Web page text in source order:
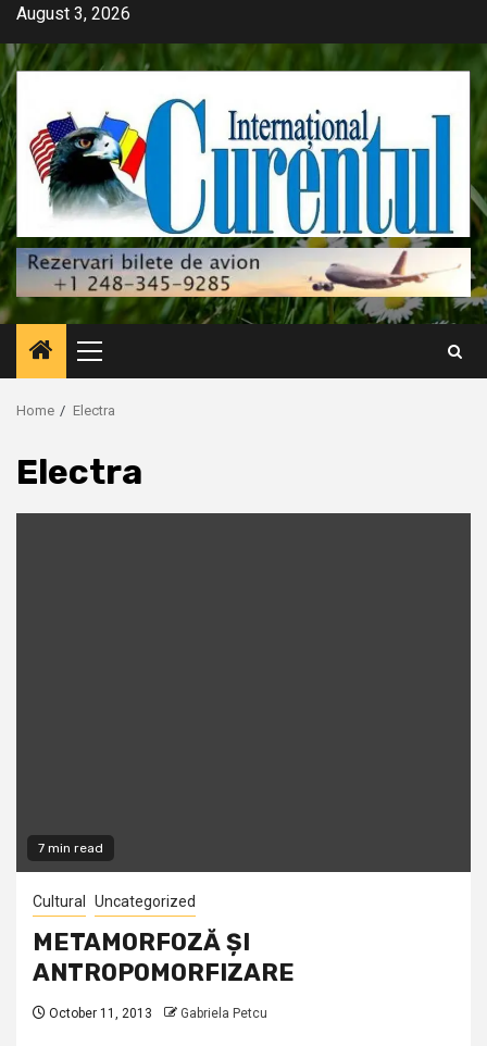
Skip
content
August 3, 2026
Primary
Menu
Home Electra
Electra
7 min read
Cultural Uncategorized
METAMORFOZĂ ȘI
ANTROPOMORFIZARE
October 11, 2013 Gabriela Petcu